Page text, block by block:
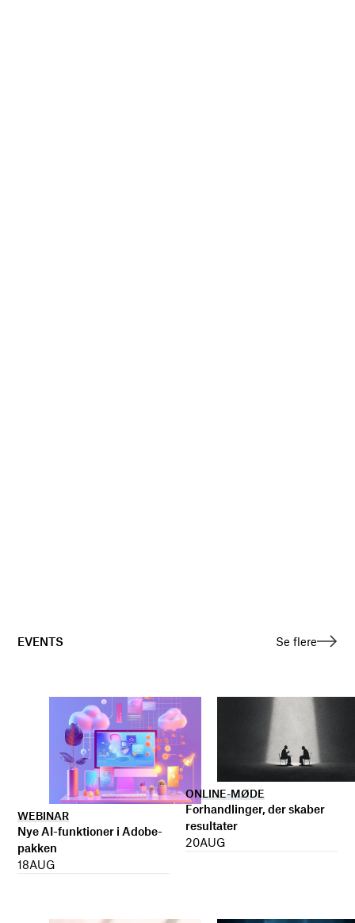
EVENTS Se flere
WEBINAR
Nye AI-funktioner i Adobe-
pakken
18AUG
ONLINE-MØDE
Forhandlinger, der skaber
resultater
20AUG